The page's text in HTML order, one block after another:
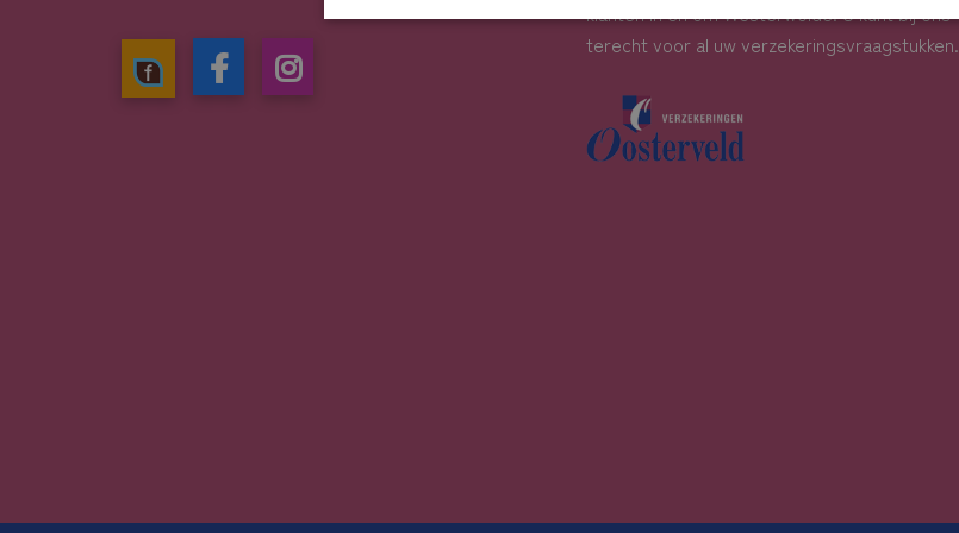
klanten in en om Westerwolde. U kunt bij ons
terecht voor al uw verzekeringsvraagstukken.